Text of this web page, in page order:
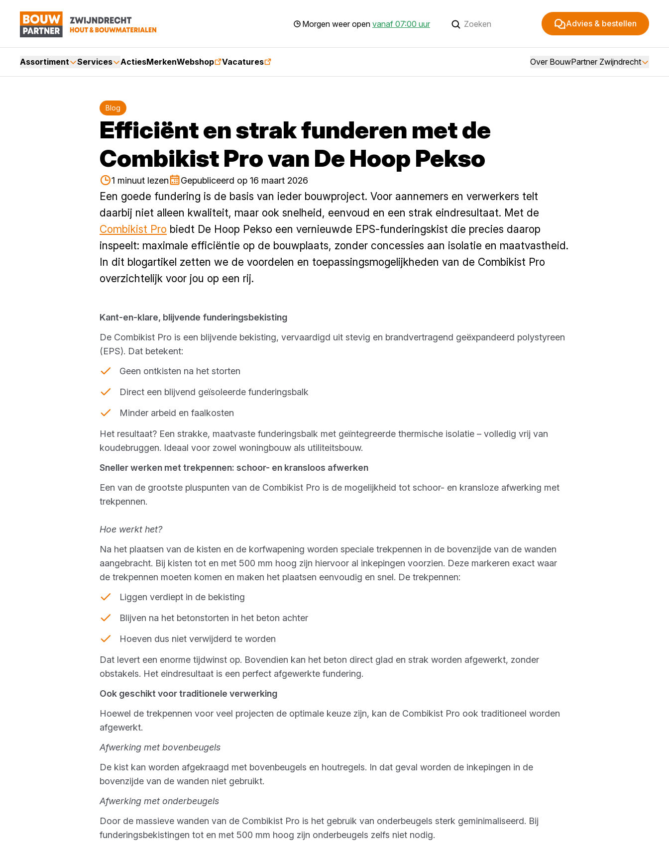
Morgen weer open vanaf 07:00 uur Advies & bestellen
Assortiment Services ActiesMerkenWebshop Vacatures Over BouwPartner Zwijndrecht
Blog
Efficiënt en strak funderen met de
Combikist Pro van De Hoop Pekso
1 minuut lezen Gepubliceerd op 16 maart 2026
Een goede fundering is de basis van ieder bouwproject. Voor aannemers en verwerkers telt
daarbij niet alleen kwaliteit, maar ook snelheid, eenvoud en een strak eindresultaat. Met de
Combikist Pro biedt De Hoop Pekso een vernieuwde EPS-funderingskist die precies daarop
inspeelt: maximale efficiëntie op de bouwplaats, zonder concessies aan isolatie en maatvastheid.
In dit blogartikel zetten we de voordelen en toepassingsmogelijkheden van de Combikist Pro
overzichtelijk voor jou op een rij.
Kant-en-klare, blijvende funderingsbekisting
De Combikist Pro is een blijvende bekisting, vervaardigd uit stevig en brandvertragend geëxpandeerd polystyreen
(EPS). Dat betekent:
Geen ontkisten na het storten
Direct een blijvend geïsoleerde funderingsbalk
Minder arbeid en faalkosten
Het resultaat? Een strakke, maatvaste funderingsbalk met geïntegreerde thermische isolatie – volledig vrij van
koudebruggen. Ideaal voor zowel woningbouw als utiliteitsbouw.
Sneller werken met trekpennen: schoor- en kransloos afwerken
Een van de grootste pluspunten van de Combikist Pro is de mogelijkheid tot schoor- en kransloze afwerking met
trekpennen.
Hoe werkt het?
Na het plaatsen van de kisten en de korfwapening worden speciale trekpennen in de bovenzijde van de wanden
aangebracht. Bij kisten tot en met 500 mm hoog zijn hiervoor al inkepingen voorzien. Deze markeren exact waar
de trekpennen moeten komen en maken het plaatsen eenvoudig en snel. De trekpennen:
Liggen verdiept in de bekisting
Blijven na het betonstorten in het beton achter
Hoeven dus niet verwijderd te worden
Dat levert een enorme tijdwinst op. Bovendien kan het beton direct glad en strak worden afgewerkt, zonder
obstakels. Het eindresultaat is een perfect afgewerkte fundering.
Ook geschikt voor traditionele verwerking
Hoewel de trekpennen voor veel projecten de optimale keuze zijn, kan de Combikist Pro ook traditioneel worden
afgewerkt.
Afwerking met bovenbeugels
De kist kan worden afgekraagd met bovenbeugels en houtregels. In dat geval worden de inkepingen in de
bovenzijde van de wanden niet gebruikt.
Afwerking met onderbeugels
Door de massieve wanden van de Combikist Pro is het gebruik van onderbeugels sterk geminimaliseerd. Bij
funderingsbekistingen tot en met 500 mm hoog zijn onderbeugels zelfs niet nodig.